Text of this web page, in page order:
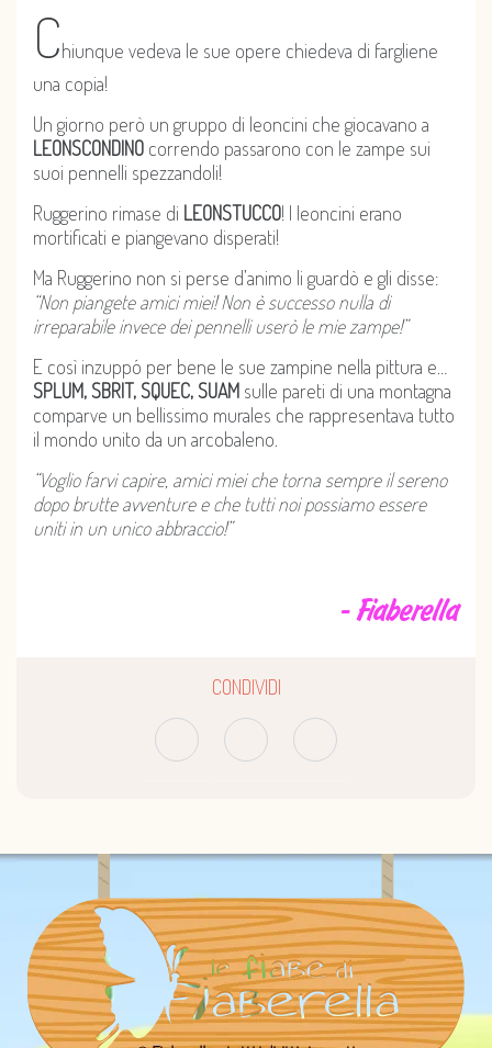
Chiunque vedeva le sue opere chiedeva di fargliene
una copia!
Un giorno però un gruppo di leoncini che giocavano a
LEONSCONDINO correndo passarono con le zampe sui
suoi pennelli spezzandoli!
Ruggerino rimase di LEONSTUCCO! I leoncini erano
mortificati e piangevano disperati!
Ma Ruggerino non si perse d’animo li guardò e gli disse:
“Non piangete amici miei! Non è successo nulla di
irreparabile invece dei pennelli userò le mie zampe!”
E così inzuppó per bene le sue zampine nella pittura e…
SPLUM, SBRIT, SQUEC, SUAM sulle pareti di una montagna
comparve un bellissimo murales che rappresentava tutto
il mondo unito da un arcobaleno.
“Voglio farvi capire, amici miei che torna sempre il sereno
dopo brutte avventure e che tutti noi possiamo essere
uniti in un unico abbraccio!”
- Fiaberella
CONDIVIDI